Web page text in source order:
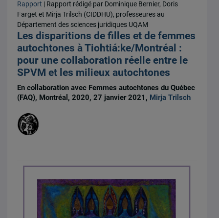
Rapport | Rapport rédigé par Dominique Bernier, Doris
Farget et Mirja Trilsch (CIDDHU), professeures au
Département des sciences juridiques UQAM
Les disparitions de filles et de femmes
autochtones à Tiohtiá:ke/Montréal :
pour une collaboration réelle entre le
SPVM et les milieux autochtones
En collaboration avec Femmes autochtones du Québec
(FAQ), Montréal, 2020, 27 janvier 2021, Mirja Trilsch